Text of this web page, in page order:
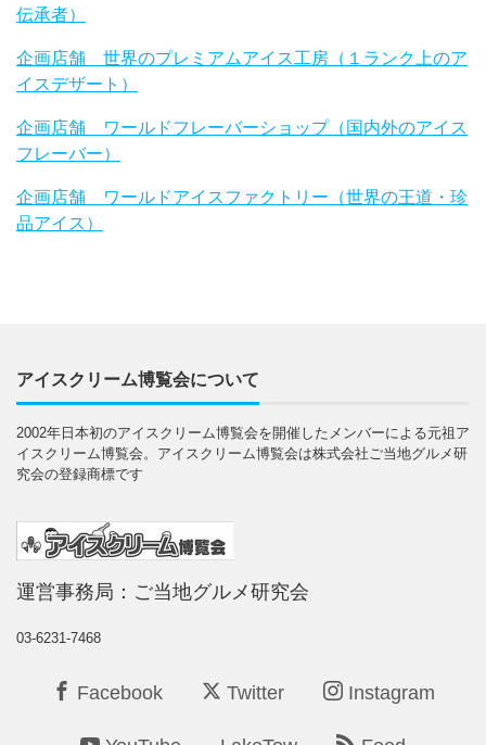
伝承者）
企画店舗 世界のプレミアムアイス工房（１ランク上のア
イスデザート）
企画店舗 ワールドフレーバーショップ（国内外のアイス
フレーバー）
企画店舗 ワールドアイスファクトリー（世界の王道・珍
品アイス）
アイスクリーム博覧会について
2002年日本初のアイスクリーム博覧会を開催したメンバーによる元祖ア
イスクリーム博覧会。アイスクリーム博覧会は株式会社ご当地グルメ研
究会の登録商標です
運営事務局：ご当地グルメ研究会
03-6231-7468
Facebook Twitter Instagram